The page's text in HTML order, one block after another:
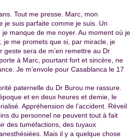
Tout me presse. Marc, mon
je suis parfaite comme je suis. Un
manque de me noyer. Au moment où je
je me promets que si, par miracle, je
geste sera de m’en remettre au Dr
à Marc, pourtant fort et sincère, ne
Je m’envole pour Casablanca le 17
paternelle du Dr Burou me rassure.
et en deux heures et demie, le
Appréhension de l’accident. Réveil
du personnel ne peuvent tout à fait
des tuméfactions, des tuyaux
Mais il y a quelque chose